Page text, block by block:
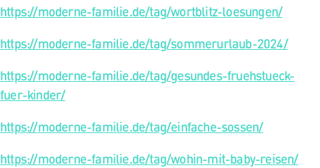
https://moderne-familie.de/tag/wortblitz-loesungen/
https://moderne-familie.de/tag/sommerurlaub-2024/
https://moderne-familie.de/tag/gesundes-fruehstueck-
fuer-kinder/
https://moderne-familie.de/tag/einfache-sossen/
https://moderne-familie.de/tag/wohin-mit-baby-reisen/